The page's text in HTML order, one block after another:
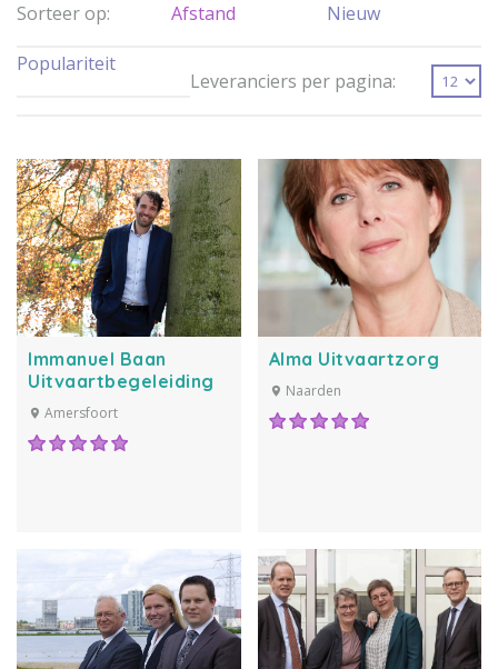
Sorteer op: Afstand Nieuw
Populariteit
Leveranciers per pagina:
Immanuel Baan
Uitvaartbegeleiding
Amersfoort
Alma Uitvaartzorg
Naarden